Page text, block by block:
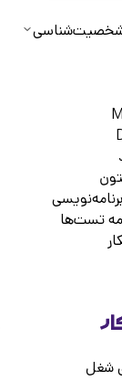
تست‌ها
شغل